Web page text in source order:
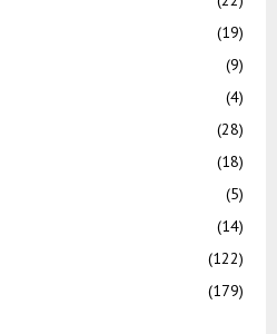
(19)
(9)
(4)
(28)
(18)
(5)
(14)
(122)
(179)